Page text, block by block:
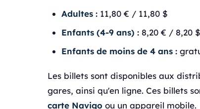
Adultes : 11,80 € / 11,80 $
Enfants (4-9 ans) : 8,20 € / 8,20 $
Enfants de moins de 4 ans :
Les billets sont disponibles aux
gares, ainsi qu'en ligne. Ces billets
carte Navigo ou un appareil mobile.